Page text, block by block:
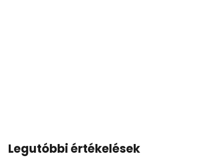
Legutóbbi értékelések